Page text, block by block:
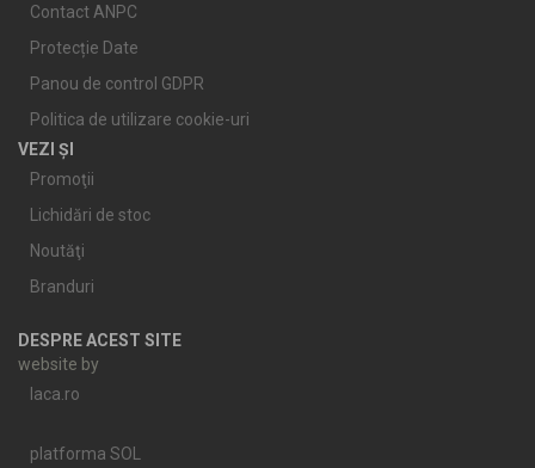
Contact ANPC
Protecție Date
Panou de control GDPR
Politica de utilizare cookie-uri
VEZI ȘI
Promoţii
Lichidări de stoc
Noutăţi
Branduri
DESPRE ACEST SITE
website by
laca.ro
platforma SOL